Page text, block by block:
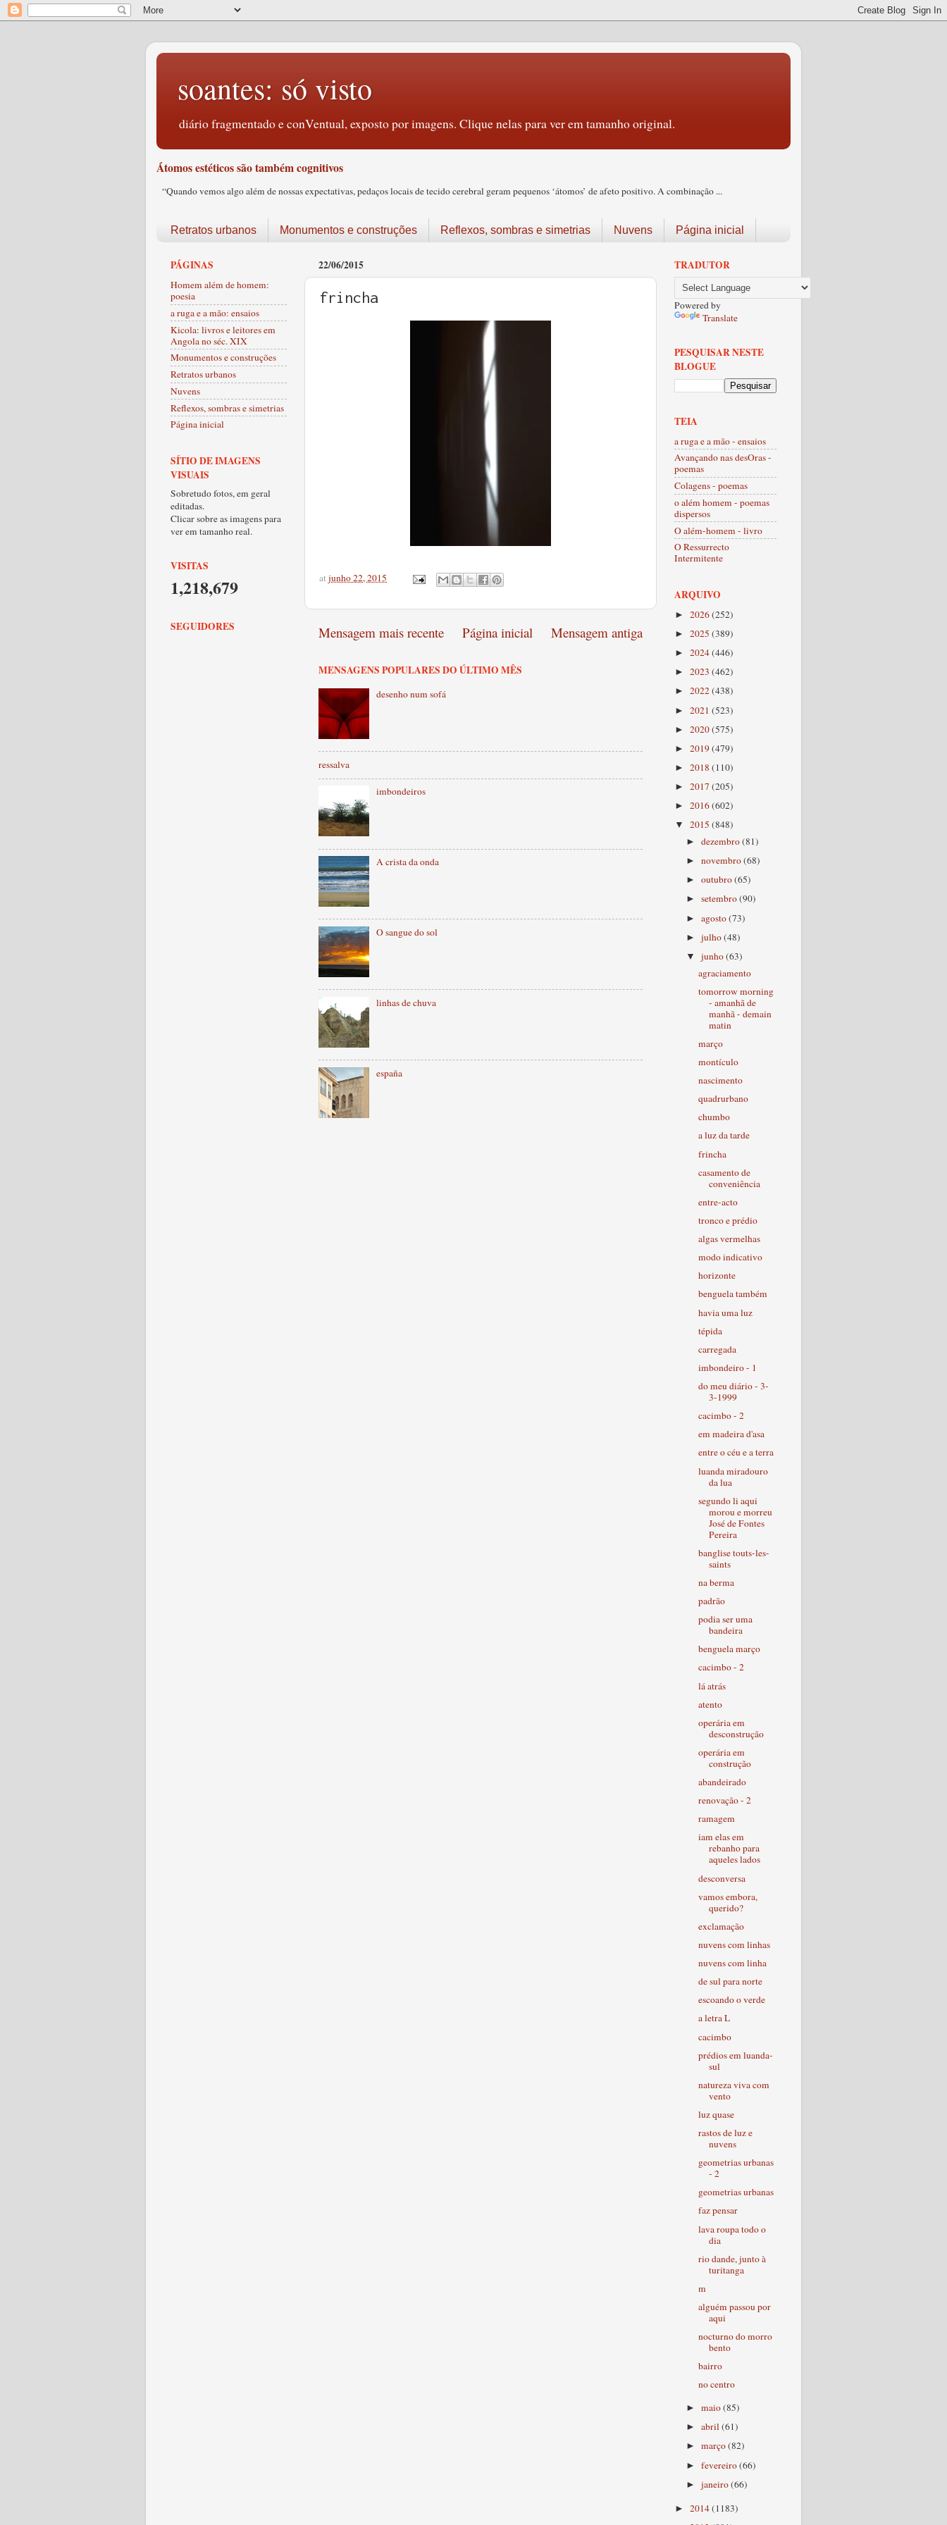
soantes: só visto
diário fragmentado e conVentual, exposto por imagens. Clique nelas para ver em tamanho original.
Átomos estéticos são também cognitivos
“Quando vemos algo além de nossas expectativas, pedaços locais de tecido cerebral geram pequenos ‘átomos’ de afeto positivo. A combinação ...
Retratos urbanos Monumentos e construções Reflexos, sombras e simetrias Nuvens Página inicial
22/06/2015
frincha
atjunho 22, 2015
Mensagem mais recente Mensagem antiga
Página inicial
MENSAGENS POPULARES DO ÚLTIMO MÊS
desenho num sofá
ressalva
imbondeiros
A crista da onda
O sangue do sol
linhas de chuva
españa
PÁGINAS
Homem além de homem:
poesia
a ruga e a mão: ensaios
Kicola: livros e leitores em
Angola no séc. XIX
Monumentos e construções
Retratos urbanos
Nuvens
Reflexos, sombras e simetrias
Página inicial
SÍTIO DE IMAGENS
VISUAIS
Sobretudo fotos, em geral
editadas.
Clicar sobre as imagens para
ver em tamanho real.
VISITAS
1,218,679
SEGUIDORES
TRADUTOR
Powered by
Translate
PESQUISAR NESTE
BLOGUE
TEIA
a ruga e a mão - ensaios
Avançando nas desOras -
poemas
Colagens - poemas
o além homem - poemas
dispersos
O além-homem - livro
O Ressurrecto
Intermitente
ARQUIVO
► 2026(252)
► 2025 (389)
► 2024(446)
► 2023 (462)
► 2022(438)
► 2021 (523)
► 2020(575)
► 2019(479)
► 2018 (110)
► 2017 (205)
► 2016(602)
▼ 2015 (848)
►dezembro(81)
►novembro(68)
►outubro(65)
►setembro(90)
►agosto(73)
►julho(48)
▼junho(63)
agraciamento
tomorrow morning
- amanhã de
manhã - demain
matin
março
montículo
nascimento
quadrurbano
chumbo
a luz da tarde
frincha
casamento de
conveniência
entre-acto
tronco e prédio
algas vermelhas
modo indicativo
horizonte
benguela também
havia uma luz
tépida
carregada
imbondeiro - 1
do meu diário - 3-
3-1999
cacimbo - 2
em madeira d'asa
entre o céu e a terra
luanda miradouro
da lua
segundo li aqui
morou e morreu
José de Fontes
Pereira
banglise touts-les-
saints
na berma
padrão
podia ser uma
bandeira
benguela março
cacimbo - 2
lá atrás
atento
operária em
desconstrução
operária em
construção
abandeirado
renovação - 2
ramagem
iam elas em
rebanho para
aqueles lados
desconversa
vamos embora,
querido?
exclamação
nuvens com linhas
nuvens com linha
de sul para norte
escoando o verde
a letra L
cacimbo
prédios em luanda-
sul
natureza viva com
vento
luz quase
rastos de luz e
nuvens
geometrias urbanas
- 2
geometrias urbanas
faz pensar
lava roupa todo o
dia
rio dande, junto à
turitanga
m
alguém passou por
aqui
nocturno do morro
bento
bairro
no centro
►maio(85)
►abril(61)
►março(82)
►fevereiro(66)
►janeiro(66)
► 2014(1183)